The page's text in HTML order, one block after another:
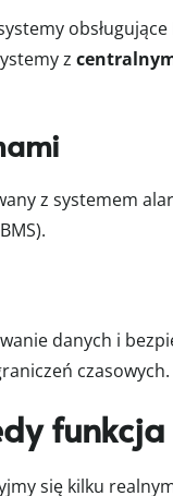
z
z systemem
danych i
czasowych.
się kilku